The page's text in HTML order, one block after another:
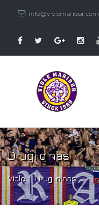
info@violemaribor.com
Drugi o nas
Viole Drugi o nas